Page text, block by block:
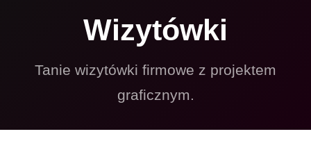
Wizytówki
Tanie wizytówki firmowe z projektem
graficznym.